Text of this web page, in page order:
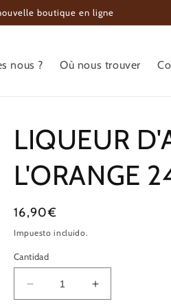
boutique en ligne
nous ? Où nous trouver
LIQUEUR
L'ORANGE
Precio
habitual
16,90€
Impuesto incluido.
Cantidad
Reducir
cantidad
Aumentar
cantidad